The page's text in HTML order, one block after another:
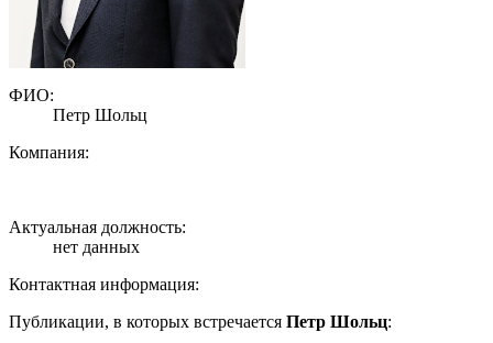
ФИО:
Петр Шольц
Компания:
Актуальная должность:
нет данных
Контактная информация:
Публикации, в которых встречается Петр Шольц: